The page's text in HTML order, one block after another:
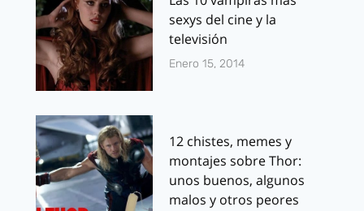
sexys del cine y la
televisión
Enero 15, 2014
12 chistes, memes y
montajes sobre Thor:
unos buenos, algunos
malos y otros peores